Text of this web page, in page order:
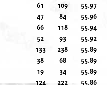
61 109
55.97
47 84
55.96
66 118
55.94
52 93
55.92
133 238
55.89
38 68
55.89
19 34
55.89
124 222
55.86